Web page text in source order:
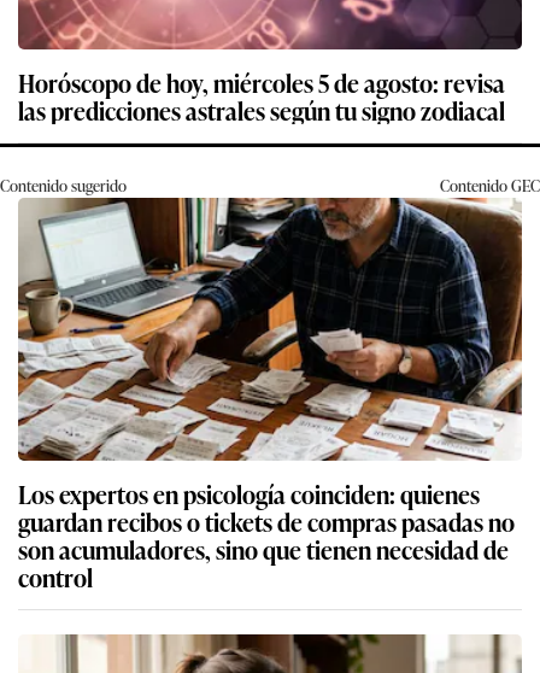
Horóscopo de hoy, miércoles 5 de agosto: revisa
las predicciones astrales según tu signo zodiacal
Contenido sugerido ContenidoGEC
Los expertos en psicología coinciden: quienes
guardan recibos o tickets de compras pasadas no
son acumuladores, sino que tienen necesidad de
control